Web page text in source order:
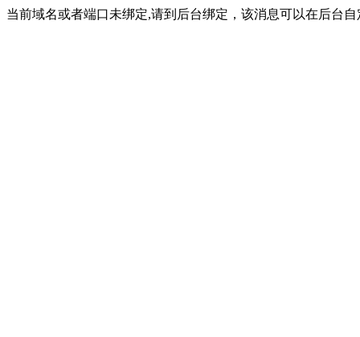
当前域名或者端口未绑定,请到后台绑定，该消息可以在后台自